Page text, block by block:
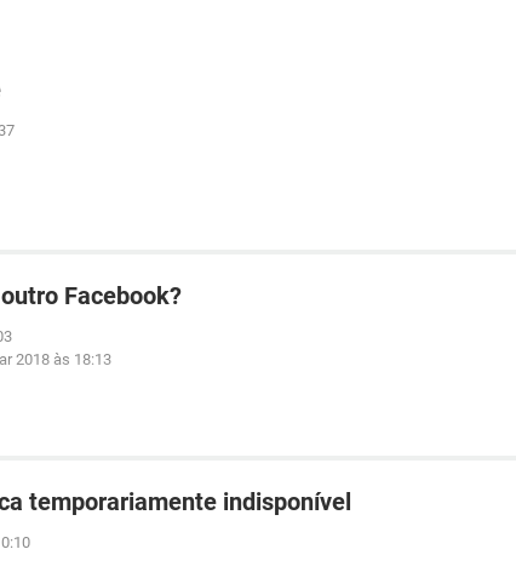
Facebook?
2018 às 18:13
temporariamente indisponível